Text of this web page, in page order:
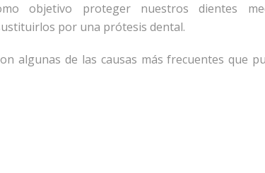
objetivo proteger nuestros dientes
por una prótesis dental.
algunas de las causas más frecuentes que